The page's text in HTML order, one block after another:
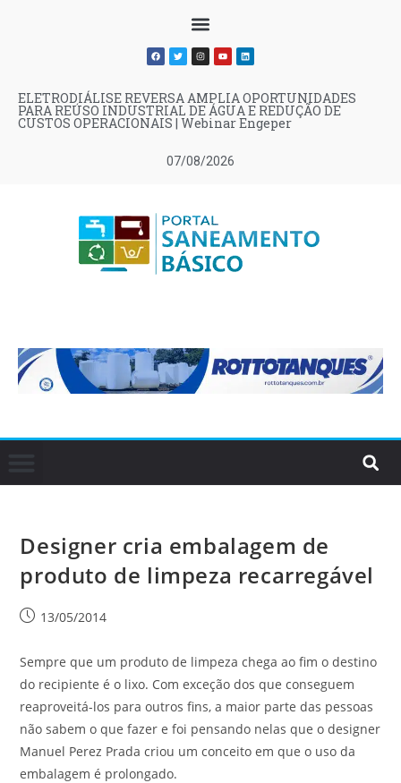
07/08/2026
ELETRODIÁLISE REVERSA AMPLIA OPORTUNIDADES
PARA REÚSO INDUSTRIAL DE ÁGUA E REDUÇÃO DE
CUSTOS OPERACIONAIS | Webinar Engeper
Designer cria embalagem de
produto de limpeza recarregável
13/05/2014
Sempre que um produto de limpeza chega ao fim o destino
do recipiente é o lixo. Com exceção dos que conseguem
reaproveitá-los para outros fins, a maior parte das pessoas
não sabem o que fazer e foi pensando nelas que o designer
Manuel Perez Prada criou um conceito em que o uso da
embalagem é prolongado.